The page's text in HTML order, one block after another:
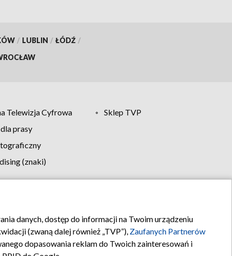
/ LUBLIN / ŁÓDŹ /
Telewizja Cyfrowa
Sklep TVP
prasy
(znaki)
Kontakt
danych, dostęp do informacji na Twoim urządzeniu
(zwaną dalej również „TVP”), Zaufanych Partnerów
dopasowania reklam do Twoich zainteresowań i